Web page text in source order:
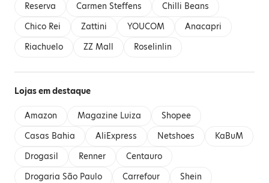
Reserva Carmen Steffens
Chilli Beans
Chico Rei
Zattini YOUCOM
Anacapri
Riachuelo
ZZ Mall Roselinlin
Lojas em destaque
Amazon Magazine Luiza
Shopee
Casas Bahia
AliExpress Netshoes
KaBuM
Drogasil
Renner
Centauro
Drogaria São Paulo
Carrefour
Shein